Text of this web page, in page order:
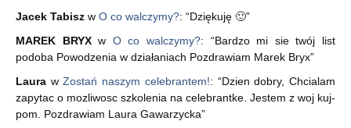
Jacek Tabisz w O co walczymy?: “Dziękuję 🙂”
MAREK BRYXw O co walczymy?: “Bardzo mi sie twój list
podoba Powodzenia w działaniach Pozdrawiam Marek Bryx”
Laura wZostań naszym celebrantem!: “Dzien dobry, Chcialam
zapytac o mozliwosc szkolenia na celebrantke. Jestem z woj kuj-
pom. Pozdrawiam Laura Gawarzycka”